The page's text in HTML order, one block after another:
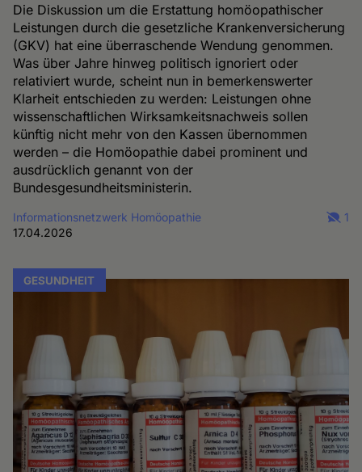
Die Diskussion um die Erstattung homöopathischer
Leistungen durch die gesetzliche Krankenversicherung
(GKV) hat eine überraschende Wendung genommen.
Was über Jahre hinweg politisch ignoriert oder
relativiert wurde, scheint nun in bemerkenswerter
Klarheit entschieden zu werden: Leistungen ohne
wissenschaftlichen Wirksamkeitsnachweis sollen
künftig nicht mehr von den Kassen übernommen
werden – die Homöopathie dabei prominent und
ausdrücklich genannt von der
Bundesgesundheitsministerin.
Informationsnetzwerk Homöopathie
17.04.2026
1
GESUNDHEIT